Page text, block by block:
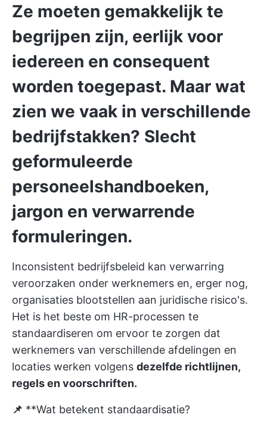
Ze moeten gemakkelijk te
begrijpen zijn, eerlijk voor
iedereen en consequent
worden toegepast. Maar wat
zien we vaak in verschillende
bedrijfstakken? Slecht
geformuleerde
personeelshandboeken,
jargon en verwarrende
formuleringen.
Inconsistent bedrijfsbeleid kan verwarring
veroorzaken onder werknemers en, erger nog,
organisaties blootstellen aan juridische risico's.
Het is het beste om HR-processen te
standaardiseren om ervoor te zorgen dat
werknemers van verschillende afdelingen en
locaties werken volgens dezelfde richtlijnen,
regels en voorschriften.
📌 **Wat betekent standaardisatie?